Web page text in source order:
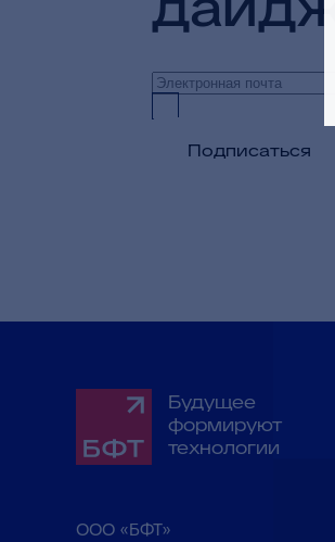
Подписаться
Будущее
формируют
технологии
ООО «БФТ»